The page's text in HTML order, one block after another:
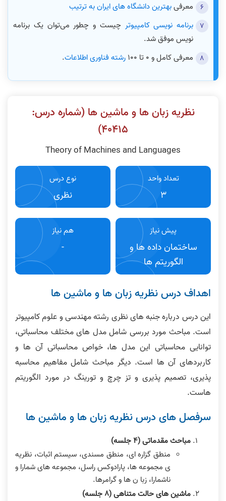
معرفیبهترین دانشگاه های ایران به ترتیب
برنامه نویسی کامپیوتر چیست و چطور می‌توان یک برنامه
نویس موفق شد.
معرفی کامل و 0 تا 100
رشته فناوری اطلاعات.
نظریه زبان ها و ماشین ها (شماره درس:
۴٠۴١۵)
Theory of Machines and Languages
تعداد واحد
3
نوع درس
نظری
پیش نیاز
ساختمان داده ها و
الگوریتم ها
هم نیاز
-
اهداف درس نظریه زبان ها و ماشین ها
این درس درباره جنبه های نظری رشته مهندسی و علوم کامپیوتر
است. مباحث مورد بررسی شامل مدل های مختلف محاسباتی،
توانایی محاسباتی این مدل ها، خواص محاسباتی آن ها و
کاربردهای آن ها است. دیگر مباحث شامل مفاهیم محاسبه
پذیری، تصمیم پذیری و تز چرچ و تورینگ در مورد الگوریتم
هاست.
سرفصل های درس نظریه زبان ها و ماشین ها
مباحث مقدماتی (۴ جلسه)
منطق گزاره ای، منطق مسندی، سیستم اثبات، نظریه
ی مجموعه ها، پارادوکس راسل، مجموعه های شمارا و
ناشمارا، زبا ن ها و گرامرها.
ماشین های حالت متناهی (٨ جلسه)